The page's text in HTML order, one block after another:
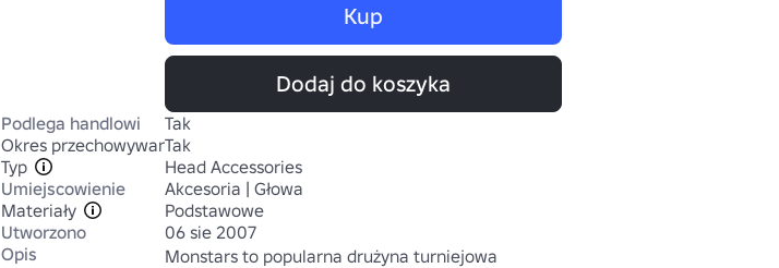
Kup
Dodaj do koszyka
Podlega handlowi
Tak
Okres przechowywania
Tak
Typ
Head Accessories
Umiejscowienie
Akcesoria | Głowa
Materiały
Podstawowe
Utworzono
06 sie 2007
Opis
Monstars to popularna drużyna turniejowa